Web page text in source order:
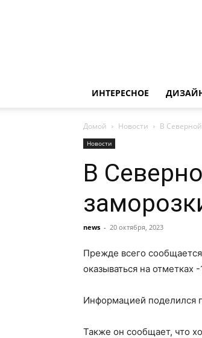
ИНТЕРЕСНОЕ
Домой Новости В
Новости
В
news - 20 октября, 2023
Прежде всего
оказываться на отметках
Информацией поделился
Также он сообщает, что